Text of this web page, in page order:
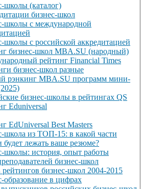
школы (каталог)
бизнес-школ
школы с международной
школы с российской аккредитацией
бизнес-школ MBA.SU (народный)
рейтинг Financial Times
бизнес-школ разные
рэнкинг MBA.SU программ мини-
бизнес-школы в рейтингах QS
Eduniversal
EdUniversal Best Masters
школа из ТОП-15: в какой части
будет лежать ваше резюме?
школы: история, опыт работы
бизнес-школ
бизнес-школ 2004-2015
образование в цифрах